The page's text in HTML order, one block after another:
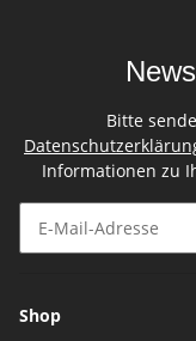
Bitte
Informationen zu
Shop